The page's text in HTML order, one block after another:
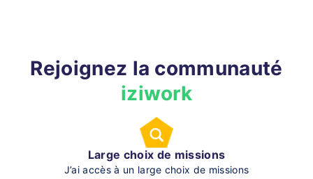
Rejoignez la communauté
iziwork
Large choix de missions
J’ai accès à un large choix de missions